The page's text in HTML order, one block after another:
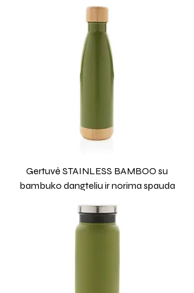
Gertuvė STAINLESS BAMBOO su
bambuko dangteliu ir norima spauda